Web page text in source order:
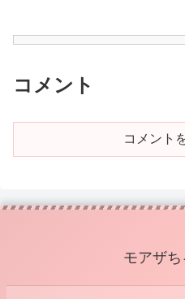
コメント
コメント
モアザ